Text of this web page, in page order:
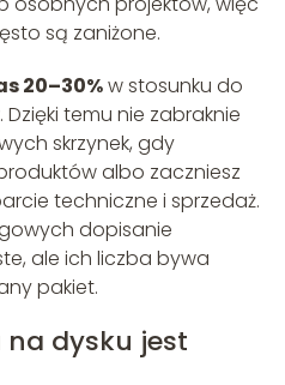
są zaniżone.
20–30%w stosunku do
temu nie zabraknie
skrzynek, gdy
albo zaczniesz
techniczne i sprzedaż.
dopisanie
ale ich liczba bywa
pakiet.
na dysku jest